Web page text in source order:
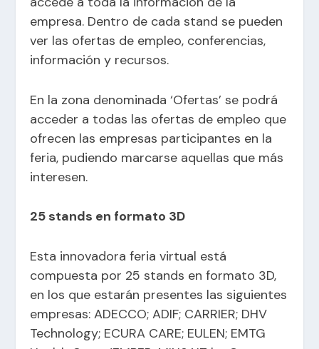
empresa. Dentro de cada stand se pueden
ver las ofertas de empleo, conferencias,
información y recursos.
En la zona denominada ‘Ofertas’ se podrá
acceder a todas las ofertas de empleo que
ofrecen las empresas participantes en la
feria, pudiendo marcarse aquellas que más
interesen.
25 stands en formato 3D
Esta innovadora feria virtual está
compuesta por 25 stands en formato 3D,
en los que estarán presentes las siguientes
empresas: ADECCO; ADIF; CARRIER; DHV
Technology; ECURA CARE; EULEN; EMTG